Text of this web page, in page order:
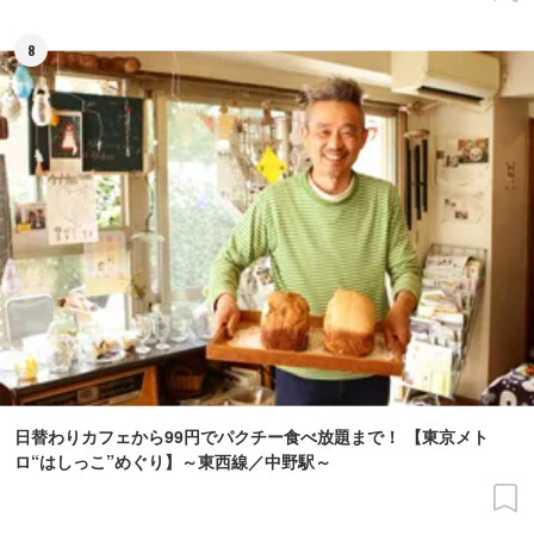
8
日替わりカフェから99円でパクチー食べ放題まで！ 【東京メト
ロ“はしっこ”めぐり】～東西線／中野駅～